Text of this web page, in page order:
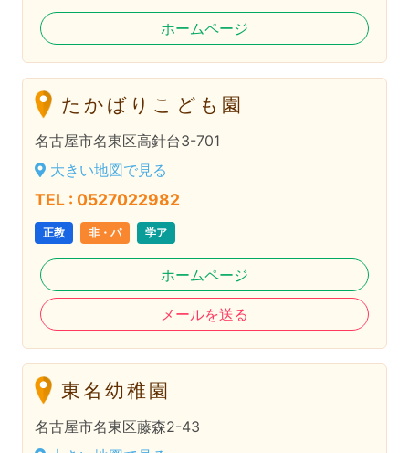
ホームページ
たかばりこども園
名古屋市名東区高針台3-701
大きい地図で見る
TEL : 0527022982
正教 非・パ 学ア
ホームページ
メールを送る
東名幼稚園
名古屋市名東区藤森2-43